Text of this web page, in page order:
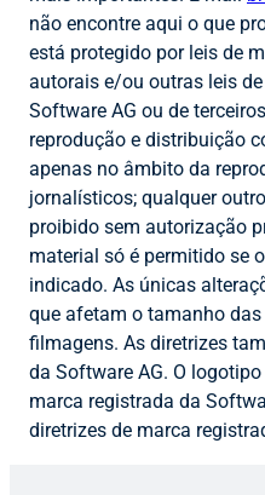
não encontre aqui o que
está protegido por leis de
autorais e/ou outras leis
Software AG ou de
reprodução e distribuição
apenas no âmbito da
jornalísticos; qualquer
proibido sem autorização
material só é permitido se
indicado. As únicas
que afetam o tamanho
filmagens. As diretrizes
da Software AG. O
marca registrada da
diretrizes de marca